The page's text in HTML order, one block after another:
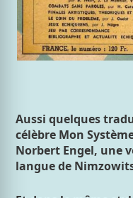
Aussi quelques
célèbre Mon
Norbert Engel, une
langue de